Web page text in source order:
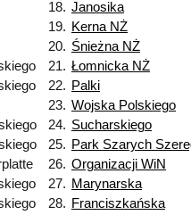
18. Janosika
19. Kerna NŻ
20. Śnieżna NŻ
21. Łomnicka NŻ
22. Palki
23. Wojska Polskiego
24. Sucharskiego
25. Park Szarych
26. Organizacji WiN
27. Marynarska
28. Franciszkańska